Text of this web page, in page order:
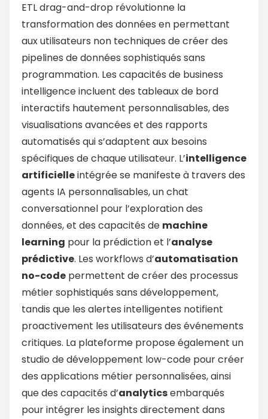
ETL drag-and-drop révolutionne la
transformation des données en permettant
aux utilisateurs non techniques de créer des
pipelines de données sophistiqués sans
programmation. Les capacités de business
intelligence incluent des tableaux de bord
interactifs hautement personnalisables, des
visualisations avancées et des rapports
automatisés qui s’adaptent aux besoins
spécifiques de chaque utilisateur. L’intelligence
artificielleintégrée se manifeste à travers des
agents IA personnalisables, un chat
conversationnel pour l’exploration des
données, et des capacités de machine
learning pour la prédiction et l’analyse
prédictive. Les workflows d’automatisation
no-code permettent de créer des processus
métier sophistiqués sans développement,
tandis que les alertes intelligentes notifient
proactivement les utilisateurs des événements
critiques. La plateforme propose également un
studio de développement low-code pour créer
des applications métier personnalisées, ainsi
que des capacités d’analyticsembarqués
pour intégrer les insights directement dans